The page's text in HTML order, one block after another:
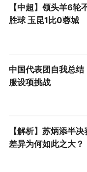
【中超】领头羊6轮
胜球 玉昆1比0蓉城
中国代表团自我总结
服设项挑战
【解析】苏炳添半
差异为何如此之大？